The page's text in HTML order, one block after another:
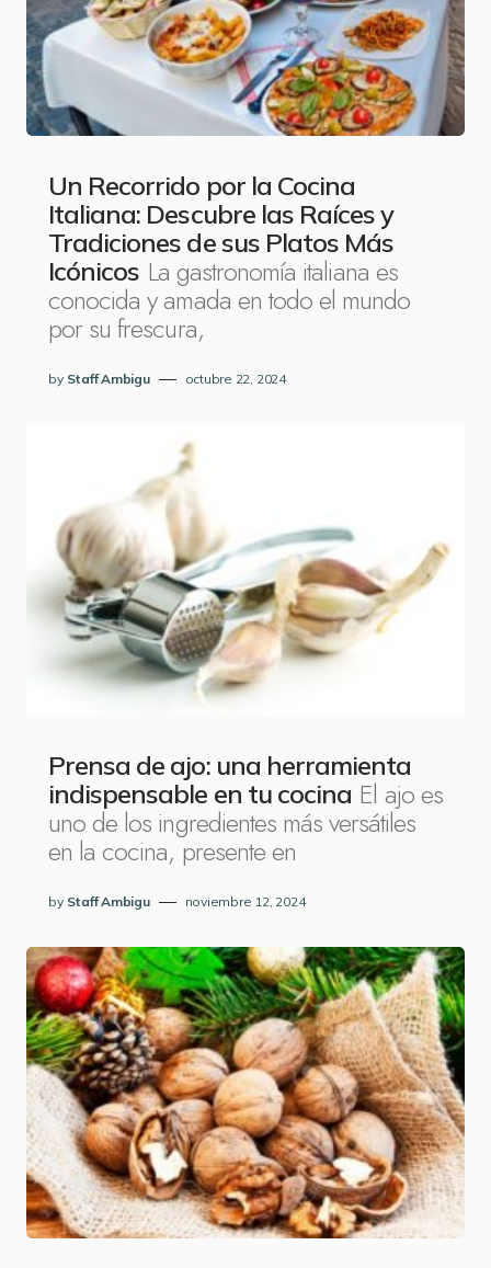
Un Recorrido por la Cocina
Italiana: Descubre las Raíces y
Tradiciones de sus Platos Más
Icónicos La gastronomía italiana es
conocida y amada en todo el mundo
por su frescura,
by Staff Ambigu octubre 22, 2024
Prensa de ajo: una herramienta
indispensable en tu cocina El ajo es
uno de los ingredientes más versátiles
en la cocina, presente en
by Staff Ambigu noviembre 12, 2024